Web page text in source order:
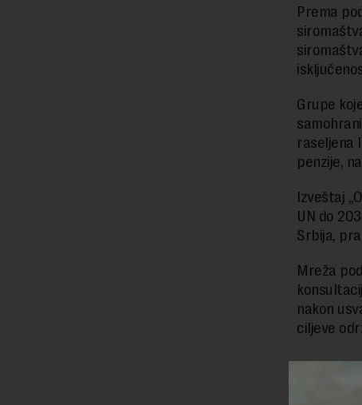
Prema
Grupe
raseljena
penzije,
Izveštaj
UN do
Srbija,
Mreža
nakon
ciljeve